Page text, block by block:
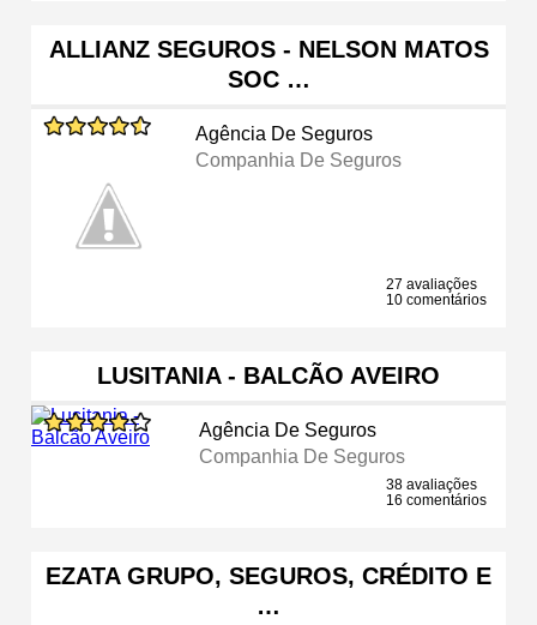
ALLIANZ SEGUROS - NELSON MATOS
SOC …
Agência De Seguros
Companhia De Seguros
27 avaliações
10 comentários
LUSITANIA - BALCÃO AVEIRO
Agência De Seguros
Companhia De Seguros
38 avaliações
16 comentários
EZATA GRUPO, SEGUROS, CRÉDITO E
…